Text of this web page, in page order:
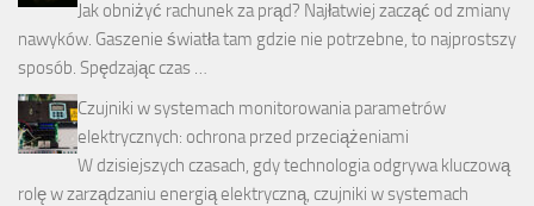
Jak obniżyć rachunek za prąd? Najłatwiej zacząć od zmiany
nawyków. Gaszenie światła tam gdzie nie potrzebne, to najprostszy
sposób. Spędzając czas …
Czujniki w systemach monitorowania parametrów
elektrycznych: ochrona przed przeciążeniami
W dzisiejszych czasach, gdy technologia odgrywa kluczową
rolę w zarządzaniu energią elektryczną, czujniki w systemach